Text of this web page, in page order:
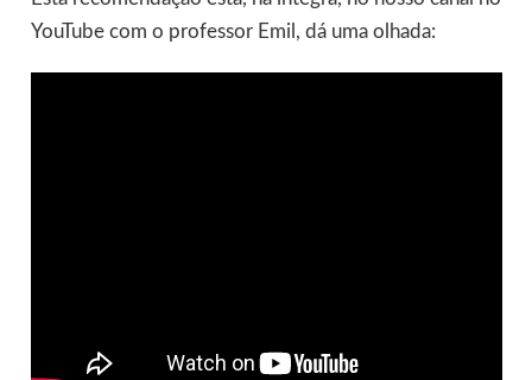
YouTube com o professor Emil, dá uma olhada: